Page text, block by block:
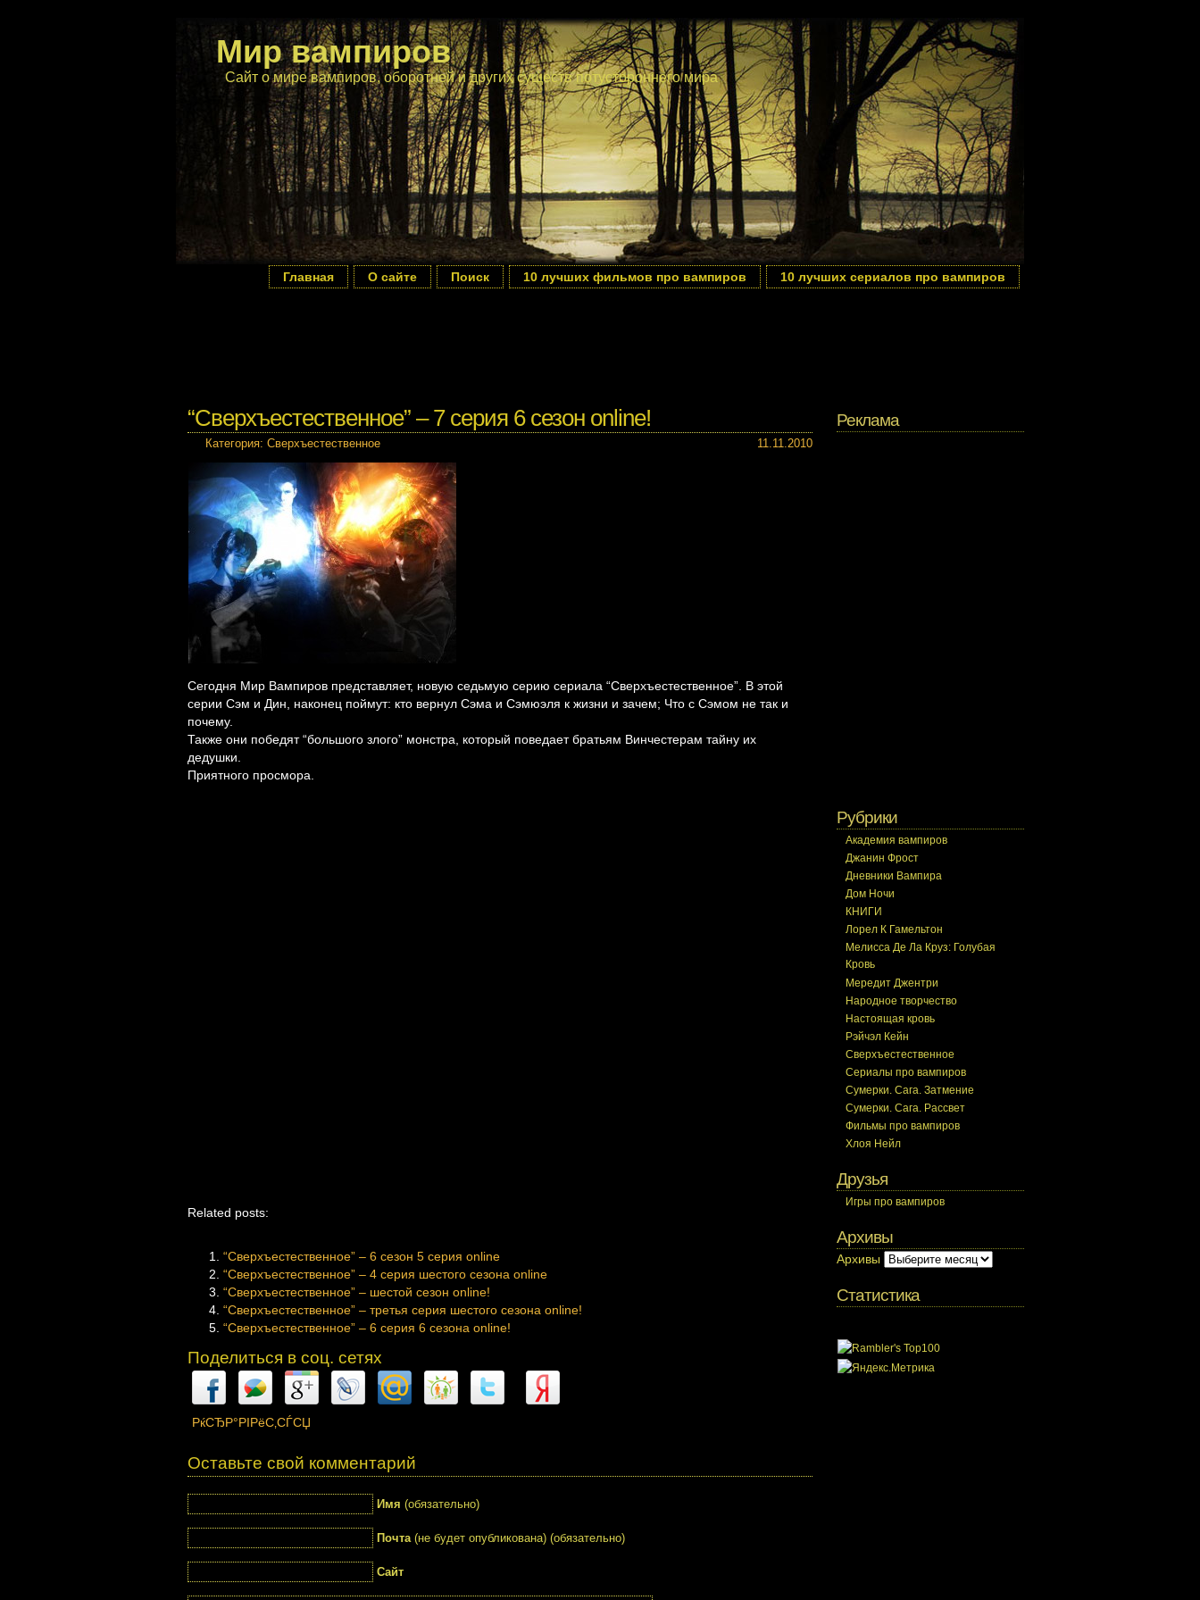
Мир вампиров
Сайт о мире вампиров, оборотней и других существ потустороннего мира
Главная О сайте Поиск 10 лучших фильмов про вампиров 10 лучших сериалов про вампиров
“Сверхъестественное” – 7 серия 6 сезон online!
Категория: Сверхъестественное 11.11.2010
Сегодня Мир Вампиров представляет, новую седьмую серию сериала “Сверхъестественное”. В этой
серии Сэм и Дин, наконец поймут: кто вернул Сэма и Сэмюэля к жизни и зачем; Что с Сэмом не так и
почему.
Также они победят “большого злого” монстра, который поведает братьям Винчестерам тайну их
дедушки.
Приятного просмора.
Related posts:
“Сверхъестественное” – 6 сезон 5 серия online
“Сверхъестественное” – 4 серия шестого сезона online
“Сверхъестественное” – шестой сезон online!
“Сверхъестественное” – третья серия шестого сезона online!
“Сверхъестественное” – 6 серия 6 сезона online!
Поделиться в соц. сетях
РќСЂР°РІРёС‚СЃСЏ
Оставьте свой комментарий
Имя (обязательно)
Почта(не будет опубликована) (обязательно)
Сайт
Реклама
Рубрики
Академия вампиров
Джанин Фрост
Дневники Вампира
Дом Ночи
КНИГИ
Лорел К Гамельтон
Мелисса Де Ла Круз: Голубая
Кровь
Мередит Джентри
Народное творчество
Настоящая кровь
Рэйчэл Кейн
Сверхъестественное
Сериалы про вампиров
Сумерки. Сага. Затмение
Сумерки. Сага. Рассвет
Фильмы про вампиров
Хлоя Нейл
Друзья
Игры про вампиров
Архивы
Архивы
Статистика